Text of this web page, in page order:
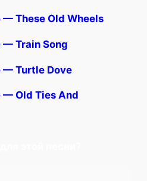
— These Old Wheels
— Train Song
— Turtle Dove
— Old Ties And